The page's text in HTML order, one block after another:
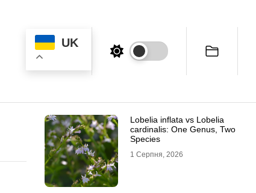
UK
Lobelia inflata vs Lobelia
cardinalis: One Genus, Two
Species
1 Серпня, 2026